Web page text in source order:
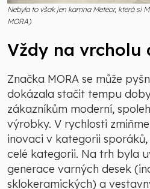
Nebyla to však jen kamna Meteor, která si
MORA)
Vždy na vrcholu
Značka MORA se může
dokázala stačit tempu
zákazníkům moderní,
výrobky. V rychlosti
inovaci v kategorii
celé kategorii. Na trh byla
generace varných desek
sklokeramických) a